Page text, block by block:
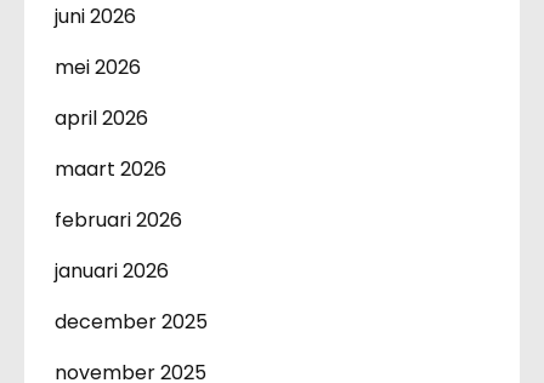
juni 2026
mei 2026
april 2026
maart 2026
februari 2026
januari 2026
december 2025
november 2025